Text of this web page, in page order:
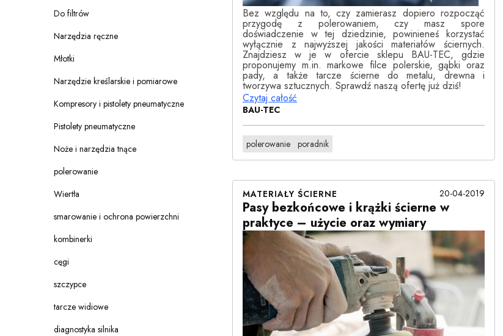
Do filtrów
Narzędzia ręczne
Młotki
Narzędzie kreślarskie i pomiarowe
Kompresory i pistolety pneumatyczne
Pistolety pneumatyczne
Noże i narzędzia tnące
polerowanie
Wiertła
smarowanie i ochrona powierzchni
kombinerki
cęgi
szczypce
tarcze widiowe
diagnostyka silnika
Bez względu na to, czy zamierasz dopiero rozpocząć
przygodę z polerowaniem, czy masz spore
doświadczenie w tej dziedzinie, powinieneś korzystać
wyłącznie z najwyższej jakości materiałów ściernych.
Znajdziesz w je w ofercie sklepu BAU-TEC, gdzie
proponujemy m.in. markowe filce polerskie, gąbki oraz
pady, a także tarcze ścierne do metalu, drewna i
tworzywa sztucznych. Sprawdź naszą ofertę już dziś!
Czytaj całość
BAU-TEC
polerowanie poradnik
MATERIAŁY ŚCIERNE 20-04-2019
Pasy bezkońcowe i krążki ścierne w
praktyce – użycie oraz wymiary